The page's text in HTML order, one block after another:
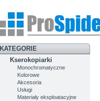
KATEGORIE
Kserokopiarki
Monochromatyczne
Kolorowe
Akcesoria
Usługi
Materiały eksploatacyjne